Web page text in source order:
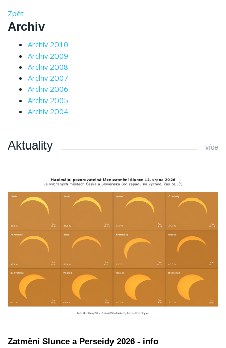
Zpět
Archiv
Archiv 2010
Archiv 2009
Archiv 2008
Archiv 2007
Archiv 2006
Archiv 2005
Archiv 2004
Aktuality více
Zatmění Slunce a Perseidy 2026 - info